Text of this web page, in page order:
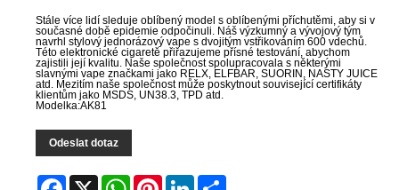
Stále více lidí sleduje oblíbený model s oblíbenými příchutěmi, aby si v
současné době epidemie odpočinuli. Náš výzkumný a vývojový tým
navrhl stylový jednorázový vape s dvojitým vstřikováním 600 vdechů.
Této elektronické cigaretě přiřazujeme přísné testování, abychom
zajistili její kvalitu. Naše společnost spolupracovala s některými
slavnými vape značkami jako RELX, ELFBAR, SUORIN, NASTY JUICE
atd. Mezitím naše společnost může poskytnout související certifikáty
klientům jako MSDS, UN38.3, TPD atd.
Modelka:AK81
Odeslat dotaz
Facebook WhatsAppPinterestLinkedIn